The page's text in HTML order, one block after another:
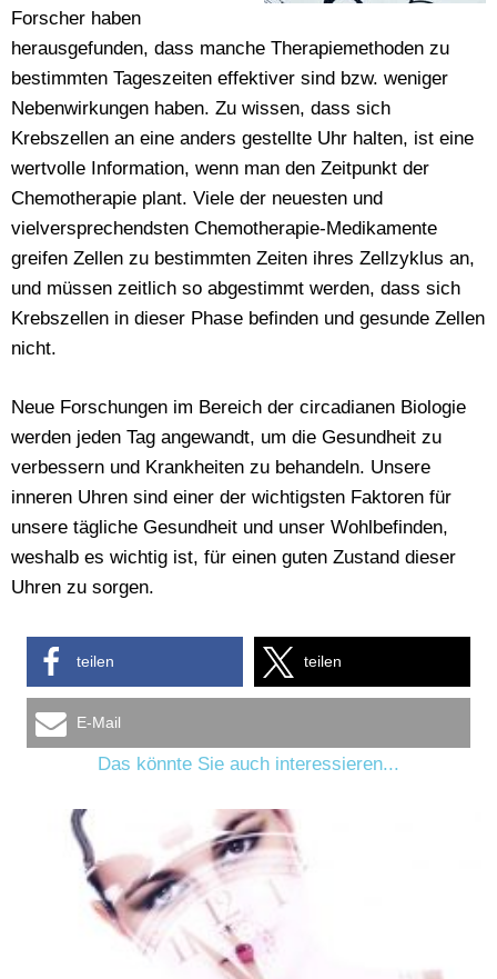
Forscher haben
herausgefunden, dass manche Therapiemethoden zu
bestimmten Tageszeiten effektiver sind bzw. weniger
Nebenwirkungen haben. Zu wissen, dass sich
Krebszellen an eine anders gestellte Uhr halten, ist eine
wertvolle Information, wenn man den Zeitpunkt der
Chemotherapie plant. Viele der neuesten und
vielversprechendsten Chemotherapie-Medikamente
greifen Zellen zu bestimmten Zeiten ihres Zellzyklus an,
und müssen zeitlich so abgestimmt werden, dass sich
Krebszellen in dieser Phase befinden und gesunde Zellen
nicht.
Neue Forschungen im Bereich der circadianen Biologie
werden jeden Tag angewandt, um die Gesundheit zu
verbessern und Krankheiten zu behandeln. Unsere
inneren Uhren sind einer der wichtigsten Faktoren für
unsere tägliche Gesundheit und unser Wohlbefinden,
weshalb es wichtig ist, für einen guten Zustand dieser
Uhren zu sorgen.
teilen teilen
E-Mail
Das könnte Sie auch interessieren...